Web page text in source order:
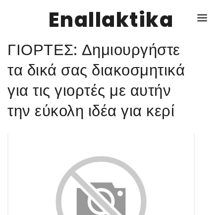
Enallaktika
NEWS
ΥΓΕΙΑ
ΣΥΝΤΑΓΕΣ
ΓΙΟΡΤΕΣ: Δημιουργήστε
τα δικά σας διακοσμητικά
για τις γιορτές με αυτήν
την εύκολη ιδέα για κερί